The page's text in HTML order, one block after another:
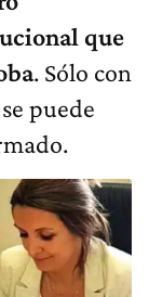
que
. Sólo con
puede